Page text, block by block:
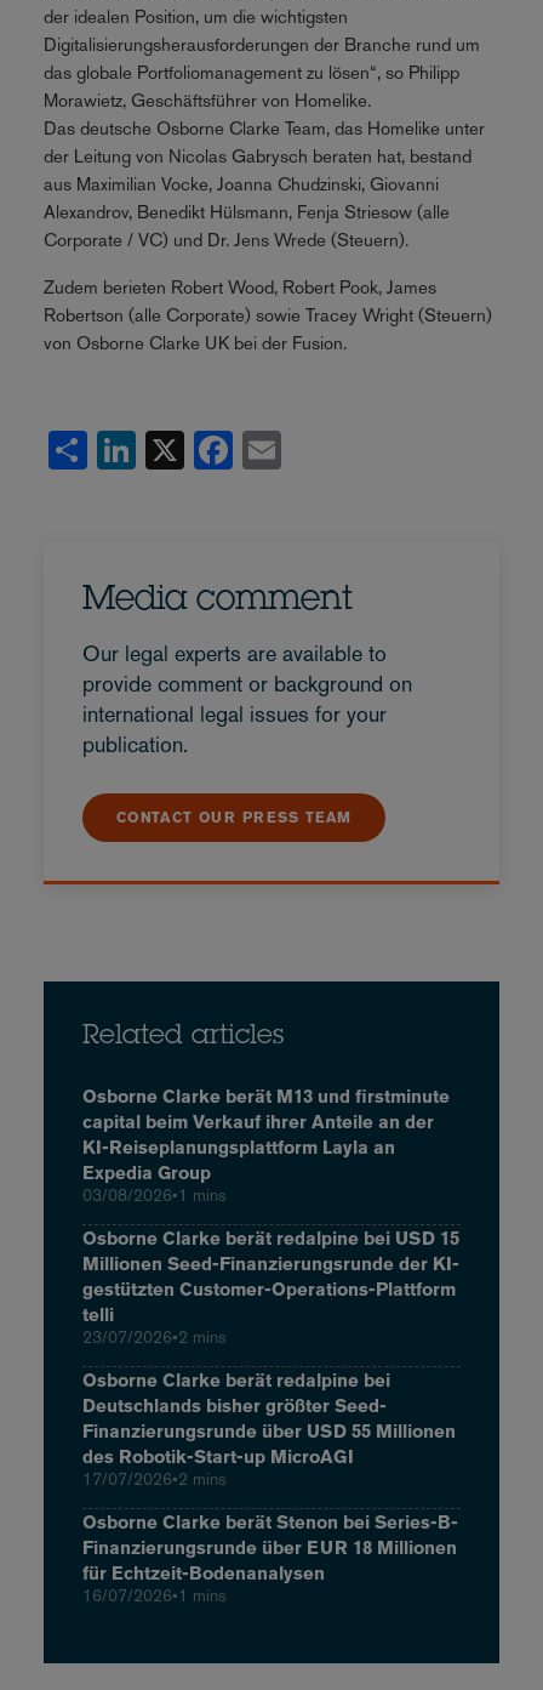
der idealen Position, um die wichtigsten
Digitalisierungsherausforderungen der Branche rund um
das globale Portfoliomanagement zu lösen“, so Philipp
Morawietz, Geschäftsführer von Homelike.
Das deutsche Osborne Clarke Team, das Homelike unter
der Leitung von Nicolas Gabrysch beraten hat, bestand
aus Maximilian Vocke, Joanna Chudzinski, Giovanni
Alexandrov, Benedikt Hülsmann, Fenja Striesow (alle
Corporate / VC) und Dr. Jens Wrede (Steuern).
Zudem berieten Robert Wood, Robert Pook, James
Robertson (alle Corporate) sowie Tracey Wright (Steuern)
von Osborne Clarke UK bei der Fusion.
Share
LinkedIn
X Facebook
Media comment
Our legal experts are available to
provide comment or background on
international legal issues for your
publication.
CONTACT OUR PRESS TEAM
Related articles
Osborne Clarke berät M13 und firstminute
capital beim Verkauf ihrer Anteile an der
KI-Reiseplanungsplattform Layla an
Expedia Group
03/08/2026•1 mins
Osborne Clarke berät redalpine bei USD 15
Millionen Seed-Finanzierungsrunde der KI-
gestützten Customer-Operations-Plattform
telli
23/07/2026•2 mins
Osborne Clarke berät redalpine bei
Deutschlands bisher größter Seed-
Finanzierungsrunde über USD 55 Millionen
des Robotik-Start-up MicroAGI
17/07/2026•2 mins
Osborne Clarke berät Stenon bei Series-B-
Finanzierungsrunde über EUR 18 Millionen
für Echtzeit-Bodenanalysen
16/07/2026•1 mins